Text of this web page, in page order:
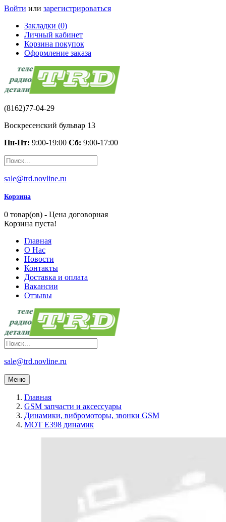
Войти или зарегистрироваться
Закладки (0)
Личный кабинет
Корзина покупок
Оформление заказа
(8162)77-04-29
Воскресенский бульвар 13
Пн-Пт: 9:00-19:00 Сб: 9:00-17:00
sale@trd.novline.ru
Корзина
0 товар(ов) - Цена договорная
Корзина пуста!
Главная
О Нас
Новости
Контакты
Доставка и оплата
Вакансии
Отзывы
sale@trd.novline.ru
Меню
Главная
GSM запчасти и аксессуары
Динамики, вибромоторы, звонки GSM
MOT E398 динамик